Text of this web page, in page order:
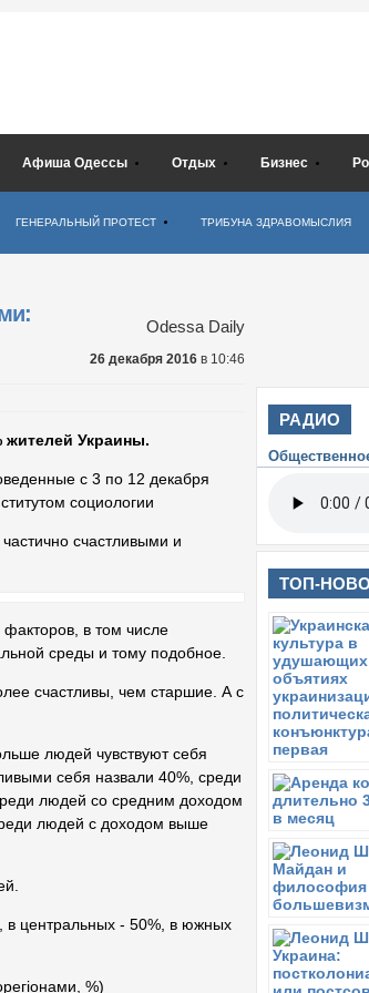
Афиша Одессы Отдых Бизнес
ГЕНЕРАЛЬНЫЙ ПРОТЕСТ ТРИБУНА ЗДРАВОМЫСЛИЯ
Odessa Daily
26 декабря 2016 в 10:46
жителей Украины.
с 3 по 12 декабря
социологии
счастливыми и
в том числе
среды и тому подобное.
счастливы, чем старшие. А с
людей чувствуют себя
себя назвали 40%, среди
людей со средним доходом
людей с доходом выше
в центральных - 50%, в южных
%)
РАДИО
ТОП-